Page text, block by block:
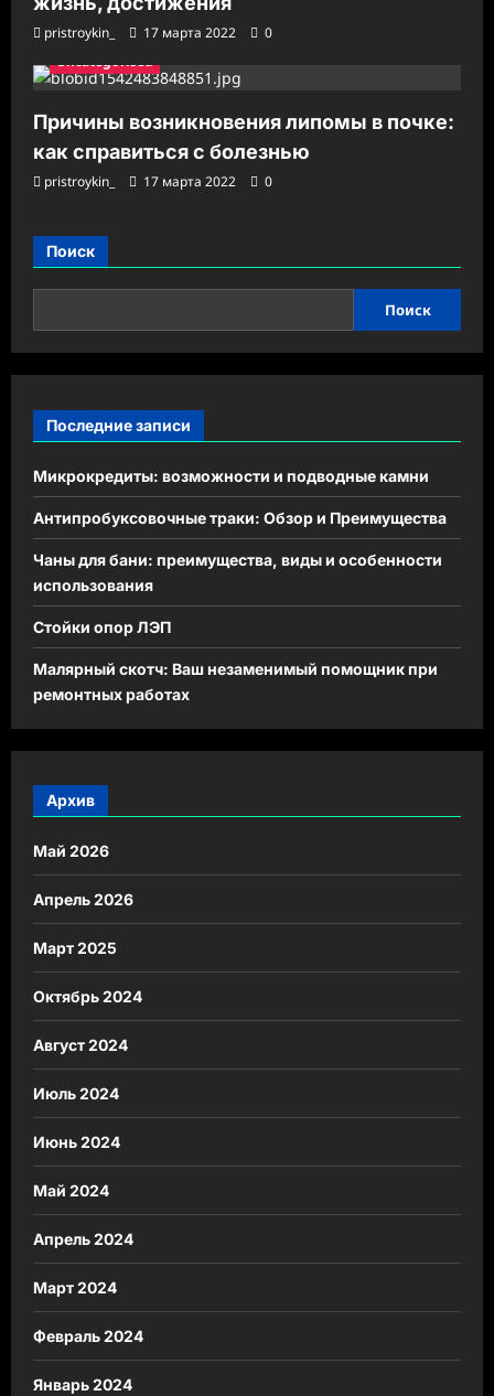
pristroykin_ 17 марта 2022
0
Uncategorised
Причины возникновения липомы в почке:
как справиться с болезнью
pristroykin_ 17 марта 2022 0
Поиск
Поиск
Последние записи
Микрокредиты: возможности и подводные камни
Антипробуксовочные траки: Обзор и Преимущества
Чаны для бани: преимущества, виды и особенности
использования
Стойки опор ЛЭП
Малярный скотч: Ваш незаменимый помощник при
ремонтных работах
Архив
Май 2026
Апрель 2026
Март 2025
Октябрь 2024
Август 2024
Июль 2024
Июнь 2024
Май 2024
Апрель 2024
Март 2024
Февраль 2024
Январь 2024